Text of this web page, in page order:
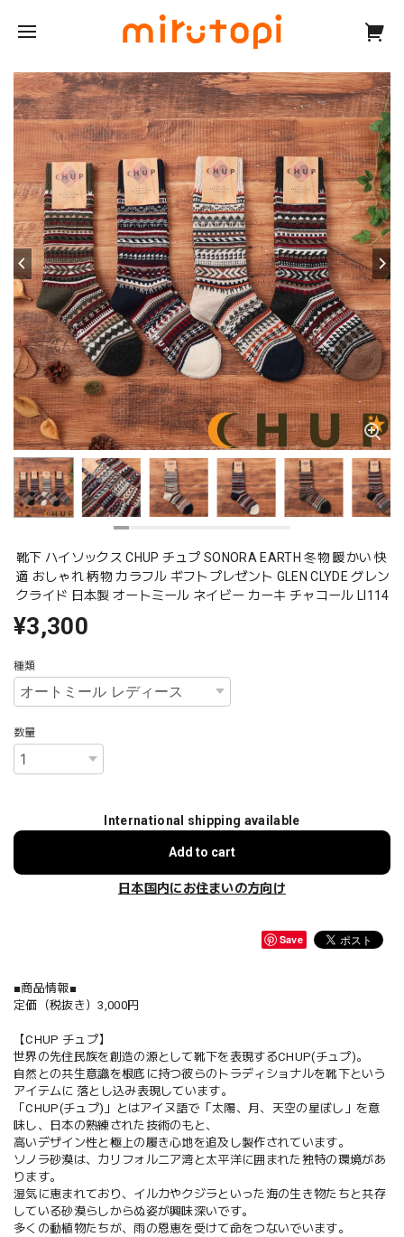
靴下 ハイソックス CHUP チュプ SONORA EARTH 冬物 暖かい 快
適 おしゃれ 柄物 カラフル ギフトプレゼント GLEN CLYDE グレン
クライド 日本製 オートミール ネイビー カーキ チャコール Ll114
¥3,300
種類
数量
International shipping available
Add to cart
日本国内にお住まいの方向け
Save
■商品情報■
定価（税抜き）3,000円
【CHUP チュプ】
世界の先住民族を創造の源として靴下を表現するCHUP(チュプ)。
自然との共生意識を根底に持つ彼らのトラディショナルを靴下という
アイテムに 落とし込み表現しています。
「CHUP(チュプ)」とはアイヌ語で「太陽、月、天空の星ぼし」を意
味し、日本の熟練された技術のもと、
高いデザイン性と極上の履き心地を追及し製作されています。
ソノラ砂漠は、カリフォルニア湾と太平洋に囲まれた独特の環境があ
ります。
湿気に恵まれており、イルカやクジラといった海の生き物たちと共存
している砂漠らしからぬ姿が興味深いです。
多くの動植物たちが、雨の恩恵を受けて命をつないでいます。